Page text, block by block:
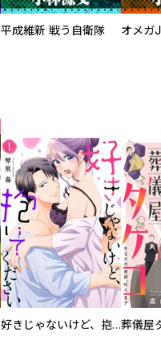
平成維新 戦う自衛隊 オメガJ
好きじゃないけど、抱いてください【電子単行本版／特典おまけ付き】